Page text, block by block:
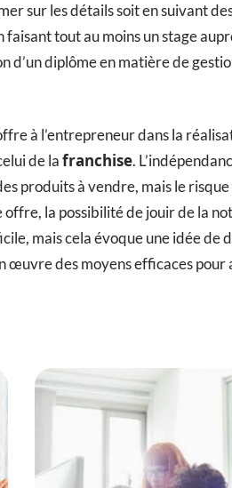
sur les détails soit en suivant
faisant tout au moins un stage
diplôme en matière de
à l’entrepreneur dans la
de lafranchise.
produits à vendre, mais le
la possibilité de jouir de la
mais cela évoque une idée de
œuvre des moyens efficaces